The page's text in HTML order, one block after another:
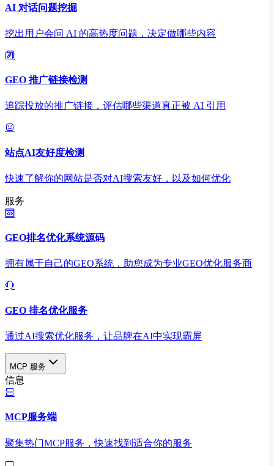
AI 对话问题挖掘
挖出用户会问 AI 的高热度问题，决定做哪些内容
GEO 推广链接检测
追踪投放的推广链接，评估哪些渠道真正被 AI 引用
站点AI友好度检测
快速了解你的网站是否对AI搜索友好，以及如何优化
服务
GEO排名优化系统源码
拥有属于自己的GEO系统，助您成为专业GEO优化服务商
GEO 排名优化服务
通过AI搜索优化服务，让品牌在AI中实现霸屏
MCP 服务
信息
MCP服务端
聚集热门MCP服务，快速找到适合你的服务